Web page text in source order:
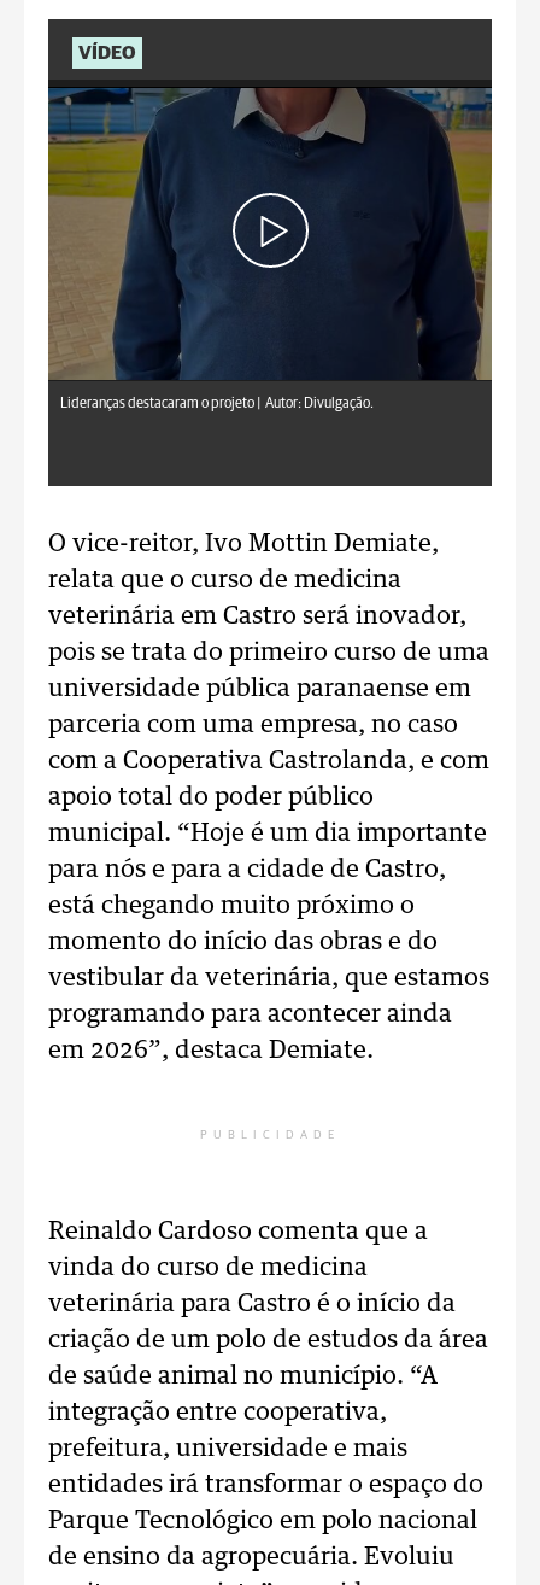
VÍDEO
Lideranças destacaram o projeto | Autor: Divulgação.
O vice-reitor, Ivo Mottin Demiate,
relata que o curso de medicina
veterinária em Castro será inovador,
pois se trata do primeiro curso de uma
universidade pública paranaense em
parceria com uma empresa, no caso
com a Cooperativa Castrolanda, e com
apoio total do poder público
municipal. “Hoje é um dia importante
para nós e para a cidade de Castro,
está chegando muito próximo o
momento do início das obras e do
vestibular da veterinária, que estamos
programando para acontecer ainda
em 2026”, destaca Demiate.
PUBLICIDADE
Reinaldo Cardoso comenta que a
vinda do curso de medicina
veterinária para Castro é o início da
criação de um polo de estudos da área
de saúde animal no município. “A
integração entre cooperativa,
prefeitura, universidade e mais
entidades irá transformar o espaço do
Parque Tecnológico em polo nacional
de ensino da agropecuária. Evoluiu